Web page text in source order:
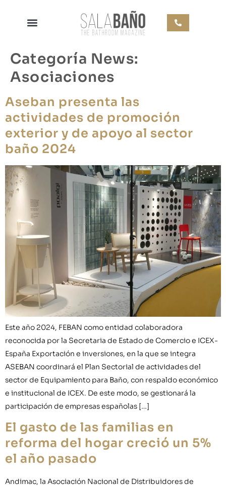
Categoría News:
Asociaciones
Aseban presenta las
actividades de promoción
exterior y de apoyo al sector
baño 2024
Este año 2024, FEBAN como entidad colaboradora
reconocida por la Secretaria de Estado de Comercio e ICEX-
España Exportación e inversiones, en la que se integra
ASEBAN coordinará el Plan Sectorial de actividades del
sector de Equipamiento para Baño, con respaldo económico
e institucional de ICEX. De este modo, se gestionará la
participación de empresas españolas […]
El gasto de las familias en
reforma del hogar creció un 5%
el año pasado
Andimac, la Asociación Nacional de Distribuidores de